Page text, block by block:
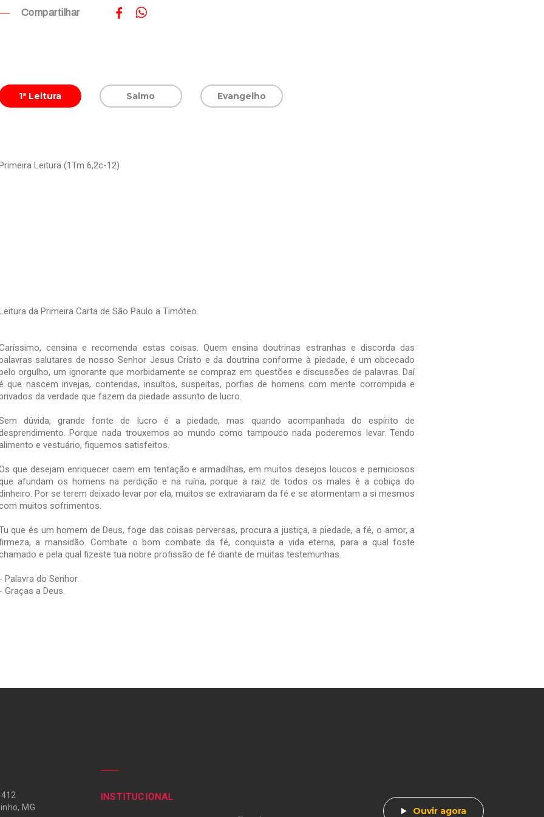
Compartilhar
1ª Leitura Salmo Evangelho
Leitura (1Tm 6,2c-12)
da Primeira Carta de São Paulo a Timóteo.
censina e recomenda estas coisas. Quem ensina doutrinas estranhas e discorda das
salutares de nosso Senhor Jesus Cristo e da doutrina conforme à piedade, é um obcecado
orgulho, um ignorante que morbidamente se compraz em questões e discussões de palavras. Daí
que nascem invejas, contendas, insultos, suspeitas, porfias de homens com mente corrompida e
da verdade que fazem da piedade assunto de lucro.
dúvida, grande fonte de lucro é a piedade, mas quando acompanhada do espírito de
Porque nada trouxemos ao mundo como tampouco nada poderemos levar. Tendo
e vestuário, fiquemos satisfeitos.
que desejam enriquecer caem em tentação e armadilhas, em muitos desejos loucos e perniciosos
afundam os homens na perdição e na ruína, porque a raiz de todos os males é a cobiça do
Por se terem deixado levar por ela, muitos se extraviaram da fé e se atormentam a si mesmos
muitos sofrimentos.
que és um homem de Deus, foge das coisas perversas, procura a justiça, a piedade, a fé, o amor, a
a mansidão. Combate o bom combate da fé, conquista a vida eterna, para a qual foste
e pela qual fizeste tua nobre profissão de fé diante de muitas testemunhas.
- Palavra do Senhor.
- Graças a Deus.
MG
INSTITUCIONAL
Ouvir agora